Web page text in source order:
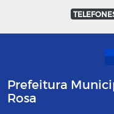
Prefeitura
Rosa